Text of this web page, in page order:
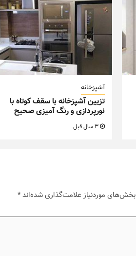
آشپزخانه
تزیین آشپزخانه با سقف کوتاه با
نورپردازی و رنگ آمیزی صحیح
3 سال قبل
بخش‌های موردنیاز علامت‌گذاری شده‌اند*